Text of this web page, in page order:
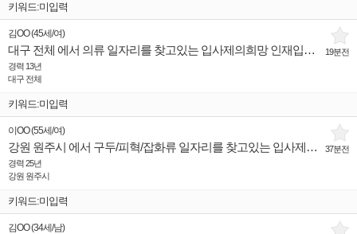
키워드:미입력
19분전
김OO(45세 /여)
대구 전체 에서 의류 일자리를 찾고있는 입사제의희망 인재입니다.
경력 13년
대구 전체
키워드:미입력
37분전
이OO(55세 /여)
강원 원주시 에서 구두/피혁/잡화류 일자리를 찾고있는 입사제의희망 인재입니다.
경력 25년
강원 원주시
키워드:미입력
김OO(34세 /남)